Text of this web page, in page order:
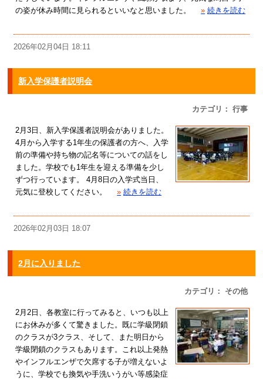
の姿が休み時間に見られるといいなと思いました。
» 続きを読む
2026年02月04日 18:11
新入学保護者説明会
カテゴリ： 行事
2月3日、新入学保護者説明会がありました。
4月から入学する1年生の保護者の方へ、入学
前の準備や持ち物の記名等についての話をし
ました。学校でも1年生を迎える準備を少し
ずつ行っています。 4月8日の入学式当日、
元気に登校してください。
» 続きを読む
2026年02月03日 18:07
2月に入りました
カテゴリ： その他
2月2日、各教室に行ってみると、いつも以上
にお休みが多くて驚きました。既に学級閉鎖
のクラスが3クラス、そして、また明日から
学級閉鎖のクラスもあります。これ以上発熱
やインフルエンザで欠席する子が増えないよ
うに、学校でも換気や手洗いうがい等感染症